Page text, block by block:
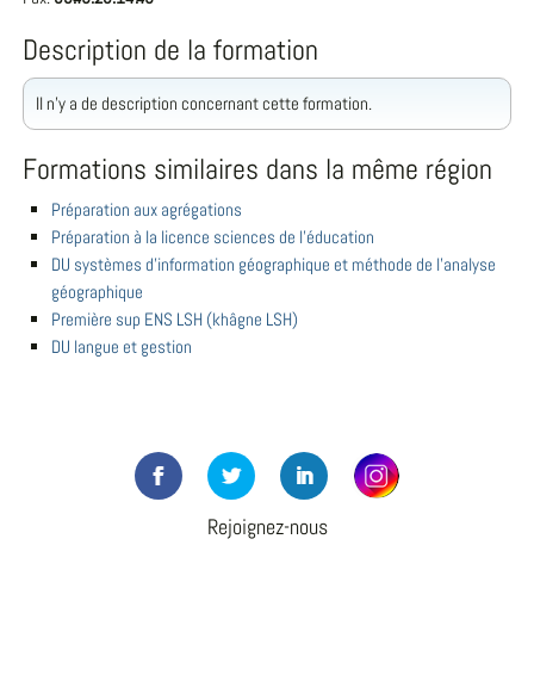
Description de la formation
Il n'y a de description concernant cette formation.
Formations similaires dans la même région
Préparation aux agrégations
Préparation à la licence sciences de l'éducation
DU systèmes d'information géographique et méthode de l'analyse
géographique
Première sup ENS LSH (khâgne LSH)
DU langue et gestion
Rejoignez-nous